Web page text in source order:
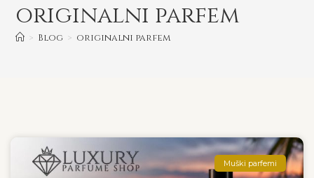
originalni parfem
> Blog > originalni parfem
Muški parfemi